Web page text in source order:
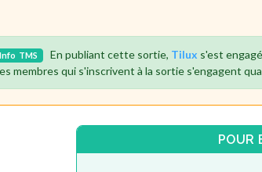
Info TMS En publiant cette sortie, Tilux s'est
membres qui s'inscrivent à la sortie s'engagent
POUR